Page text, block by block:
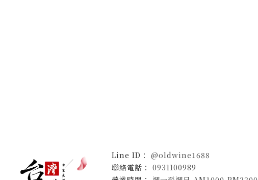
@oldwine1688
0931100989